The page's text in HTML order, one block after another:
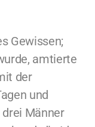
Gewissen;
amtierte
der
und
Männer